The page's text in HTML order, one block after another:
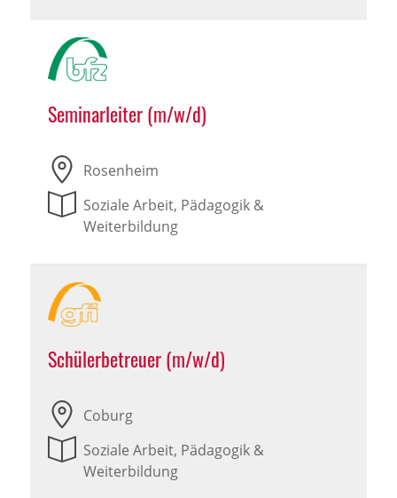
Seminarleiter (m/w/d)
Rosenheim
Soziale Arbeit, Pädagogik &
Weiterbildung
Schülerbetreuer (m/w/d)
Coburg
Soziale Arbeit, Pädagogik &
Weiterbildung